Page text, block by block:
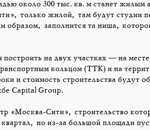
около 300 тыс. кв. м станет жилым
только жилой, там будут студии
образом, заполнится та ниша,
на двух участках — на
кольцом (ТТК) и на
и стоимость строительства будут
Capital Group.
«Москва-Сити», строительство
но из-за большой площади